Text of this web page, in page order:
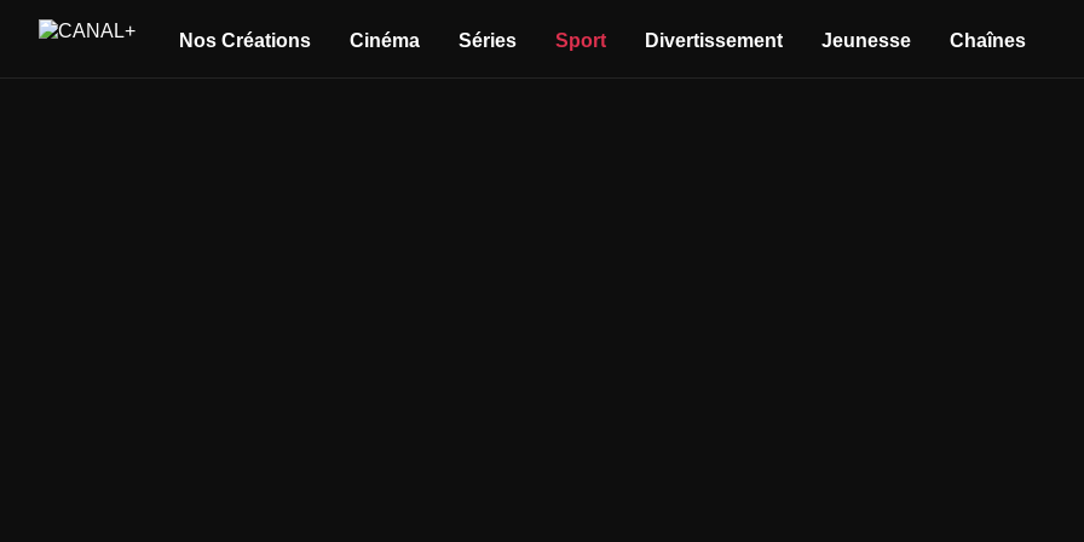
Nos Créations Cinéma Séries Sport Divertissement Jeunesse Chaînes